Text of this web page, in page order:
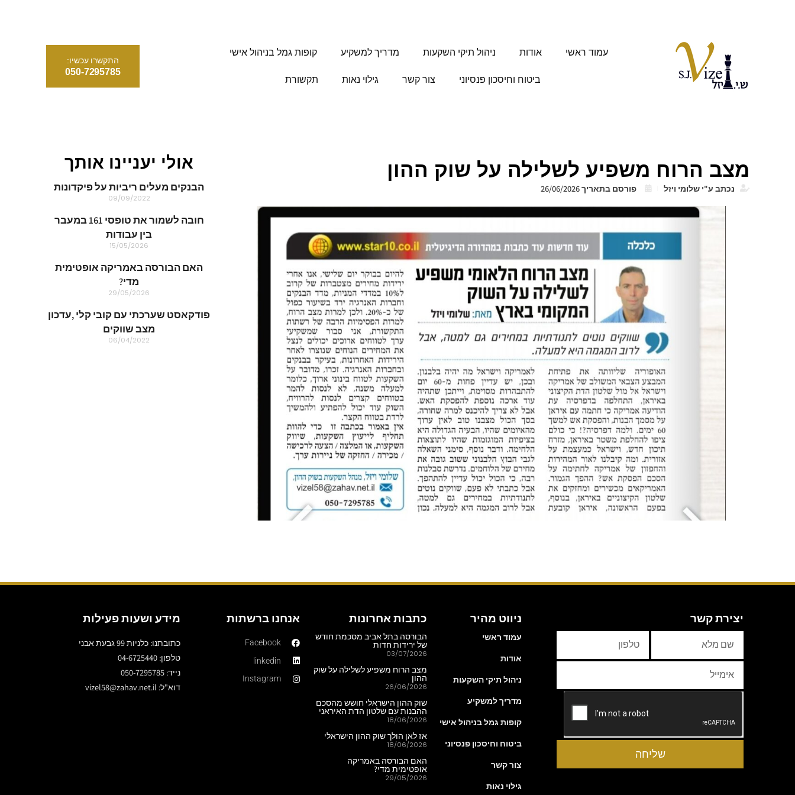
עמוד ראשי אודות ניהול תיקי השקעות מדריך למשקיע קופות גמל בניהול אישי
ביטוח וחיסכון פנסיוני צור קשר גילוי נאות תקשורת
התקשרו עכשיו:
050-7295785
מצב הרוח משפיע לשלילה על שוק ההון
נכתב ע"ישלומי ויזל פורסם בתאריך26/06/2026
אולי יעניינו אותך
הבנקים מעלים ריביות על פיקדונות
09/09/2022
חובה לשמור את טופסי 161 במעבר
בין עבודות
15/05/2026
האם הבורסה באמריקה אופטימית
מדי?
29/05/2026
פודקאסט שערכתי עם קובי קלי ,עדכון
מצב שווקים
06/04/2022
יצירת קשר
שליחה
ניווט מהיר
עמוד ראשי
אודות
ניהול תיקי השקעות
מדריך למשקיע
קופות גמל בניהול אישי
ביטוח וחיסכון פנסיוני
צור קשר
גילוי נאות
כתבות אחרונות
הבורסה בתל אביב מסכמת חודש
של ירידות חדות
03/07/2026
מצב הרוח משפיע לשלילה על שוק
ההון
26/06/2026
שוק ההון הישראלי חושש מהסכם
ההבנות עם שלטון הדת האיראני
18/06/2026
אז לאן הולך שוק ההון הישראלי
18/06/2026
האם הבורסה באמריקה
אופטימית מדי?
29/05/2026
אנחנו ברשתות
Facebook
linkedin
Instagram
מידע ושעות פעילות
כתובתנו: כלניות 99 גבעת אבני
טלפון: 04-6725440
נייד: 050-7295785
דוא"ל: vizel58@zahav.net.il